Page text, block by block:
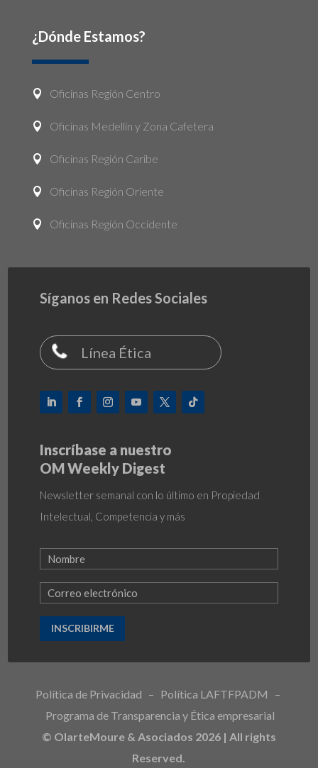
¿Dónde Estamos?
 Oficinas Región Centro
 Oficinas Medellín y Zona Cafetera
 Oficinas Región Caribe
 Oficinas Región Oriente
 Oficinas Región Occidente
Síganos en Redes Sociales
Línea Ética
Inscríbase a nuestro
OM Weekly Digest
Newsletter semanal con lo último en Propiedad
Intelectual, Competencia y más
INSCRIBIRME
Política de Privacidad – Política LAFTFPADM
–
Programa de Transparencia y Ética empresarial
© OlarteMoure & Asociados 2026 | All rights
Reserved.